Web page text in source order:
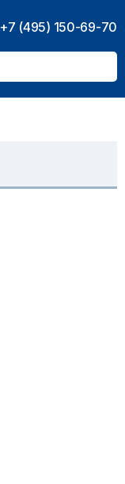
+7 (495) 150-69-70